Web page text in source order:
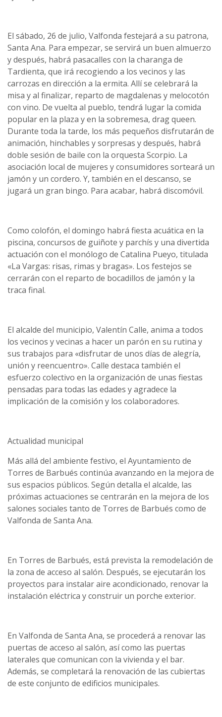
El sábado, 26 de julio, Valfonda festejará a su patrona,
Santa Ana. Para empezar, se servirá un buen almuerzo
y después, habrá pasacalles con la charanga de
Tardienta, que irá recogiendo a los vecinos y las
carrozas en dirección a la ermita. Allí se celebrará la
misa y al finalizar, reparto de magdalenas y melocotón
con vino. De vuelta al pueblo, tendrá lugar la comida
popular en la plaza y en la sobremesa, drag queen.
Durante toda la tarde, los más pequeños disfrutarán de
animación, hinchables y sorpresas y después, habrá
doble sesión de baile con la orquesta Scorpio. La
asociación local de mujeres y consumidores sorteará un
jamón y un cordero. Y, también en el descanso, se
jugará un gran bingo. Para acabar, habrá discomóvil.
Como colofón, el domingo habrá fiesta acuática en la
piscina, concursos de guiñote y parchís y una divertida
actuación con el monólogo de Catalina Pueyo, titulada
«La Vargas: risas, rimas y bragas». Los festejos se
cerrarán con el reparto de bocadillos de jamón y la
traca final.
El alcalde del municipio, Valentín Calle, anima a todos
los vecinos y vecinas a hacer un parón en su rutina y
sus trabajos para «disfrutar de unos días de alegría,
unión y reencuentro». Calle destaca también el
esfuerzo colectivo en la organización de unas fiestas
pensadas para todas las edades y agradece la
implicación de la comisión y los colaboradores.
Actualidad municipal
Más allá del ambiente festivo, el Ayuntamiento de
Torres de Barbués continúa avanzando en la mejora de
sus espacios públicos. Según detalla el alcalde, las
próximas actuaciones se centrarán en la mejora de los
salones sociales tanto de Torres de Barbués como de
Valfonda de Santa Ana.
En Torres de Barbués, está prevista la remodelación de
la zona de acceso al salón. Después, se ejecutarán los
proyectos para instalar aire acondicionado, renovar la
instalación eléctrica y construir un porche exterior.
En Valfonda de Santa Ana, se procederá a renovar las
puertas de acceso al salón, así como las puertas
laterales que comunican con la vivienda y el bar.
Además, se completará la renovación de las cubiertas
de este conjunto de edificios municipales.